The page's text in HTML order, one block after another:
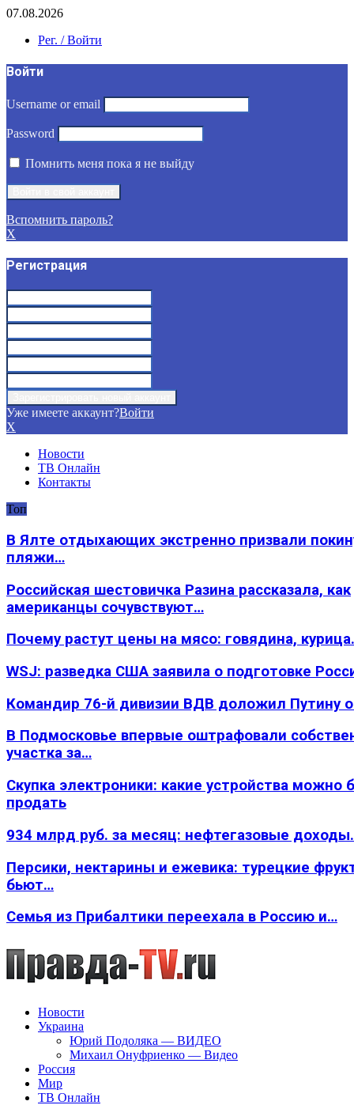
07.08.2026
Рег. / Войти
Войти
Username or email
Password
Помнить меня пока я не выйду
Вспомнить пароль?
X
Регистрация
Уже имеете аккаунт?Войти
X
Новости
ТВ Онлайн
Контакты
Топ
В Ялте отдыхающих экстренно призвали
пляжи…
Российская шестовичка Разина рассказала, как
американцы сочувствуют…
Почему растут цены на мясо: говядина,
WSJ: разведка США заявила о подготовке
Командир 76-й дивизии ВДВ доложил Путину
В Подмосковье впервые оштрафовали
участка за…
Скупка электроники: какие устройства можно
продать
934 млрд руб. за месяц: нефтегазовые
Персики, нектарины и ежевика: турецкие
бьют…
Семья из Прибалтики переехала в Россию и…
Новости
Украина
Юрий Подоляка — ВИДЕО
Михаил Онуфриенко — Видео
Россия
Мир
ТВ Онлайн